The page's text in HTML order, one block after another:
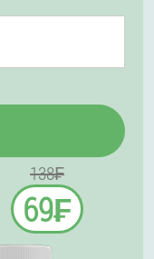
138₣
69₣